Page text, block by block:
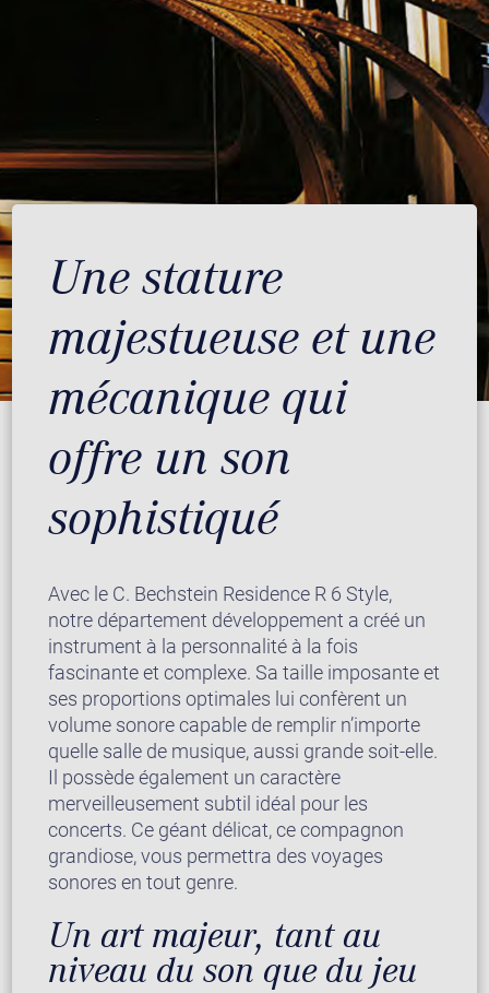
Une stature
majestueuse et une
mécanique qui
offre un son
sophistiqué
Avec le C. Bechstein Residence R 6 Style,
notre département développement a créé un
instrument à la personnalité à la fois
fascinante et complexe. Sa taille imposante et
ses proportions optimales lui confèrent un
volume sonore capable de remplir n’importe
quelle salle de musique, aussi grande soit-elle.
Il possède également un caractère
merveilleusement subtil idéal pour les
concerts. Ce géant délicat, ce compagnon
grandiose, vous permettra des voyages
sonores en tout genre.
Un art majeur, tant au
niveau du son que du jeu